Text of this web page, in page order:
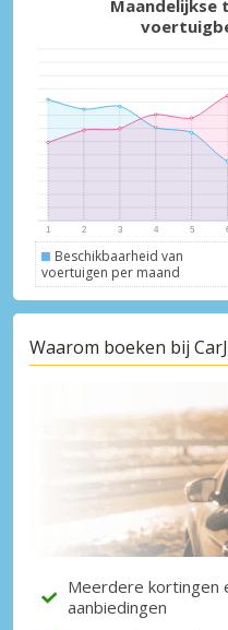
Maandelijkse
Beschikbaarheid van
voertuigen per maand
Waarom boeken bij
Meerdere kortingen
aanbiedingen
Krijg toegang tot